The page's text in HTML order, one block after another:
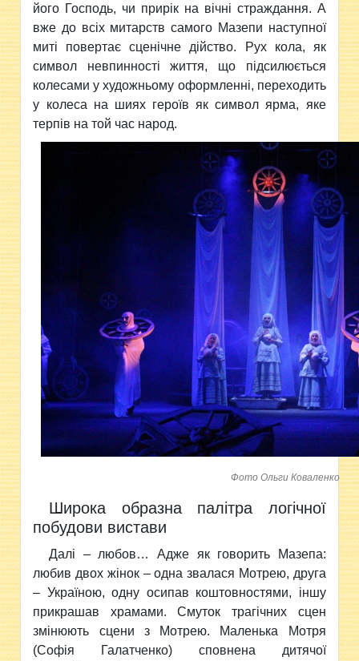
його Господь, чи прирік на вічні страждання. А
вже до всіх митарств самого Мазепи наступної
миті повертає сценічне дійство. Рух кола, як
символ невпинності життя, що підсилюється
колесами у художньому оформленні, переходить
у колеса на шиях героїв як символ ярма, яке
терпів на той час народ.
Фото Ольги Коваленко
Широка образна палітра логічної
побудови вистави
Далі – любов… Адже як говорить Мазепа:
любив двох жінок – одна звалася Мотрею, друга
– Україною, одну осипав коштовностями, іншу
прикрашав храмами. Смуток трагічних сцен
змінюють сцени з Мотрею. Маленька Мотря
(Софія Галатченко) сповнена дитячої